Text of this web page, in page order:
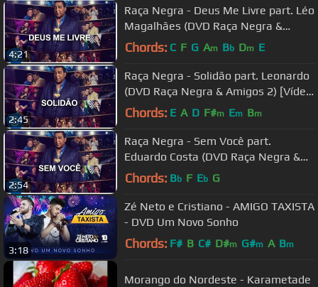
4:21
Raça Negra - Deus Me Livre part. Léo
Magalhães (DVD Raça Negra &
Amigos 2) [Vídeo Oficial]
Chords: C F G Am Bb Dm E
2:45
Raça Negra - Solidão part. Leonardo
(DVD Raça Negra & Amigos 2) [Vídeo
Oficial]
Chords: E A D F#m Em Bm
2:54
Raça Negra - Sem Você part.
Eduardo Costa (DVD Raça Negra &
Amigos 2) [Vídeo Oficial]
Chords: Bb F Eb G
3:18
Zé Neto e Cristiano - AMIGO TAXISTA
- DVD Um Novo Sonho
Chords: F# B C# D#m G#m A Bm
Morango do Nordeste - Karametade